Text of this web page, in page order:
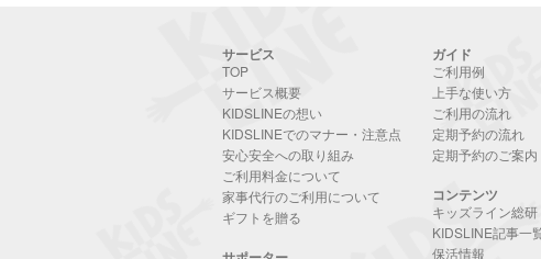
サービス
TOP
サービス概要
KIDSLINEの想い
KIDSLINEでのマナー・注意点
安心安全への取り組み
ご利用料金について
家事代行のご利用について
ギフトを贈る
ガイド
ご利用例
上手な使い方
ご利用の流れ
定期予約の流れ
定期予約のご案内
コンテンツ
キッズライン総研
KIDSLINE記事一
保活情報